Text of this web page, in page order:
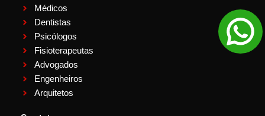
Médicos
Dentistas
Psicólogos
Fisioterapeutas
Advogados
Engenheiros
Arquitetos